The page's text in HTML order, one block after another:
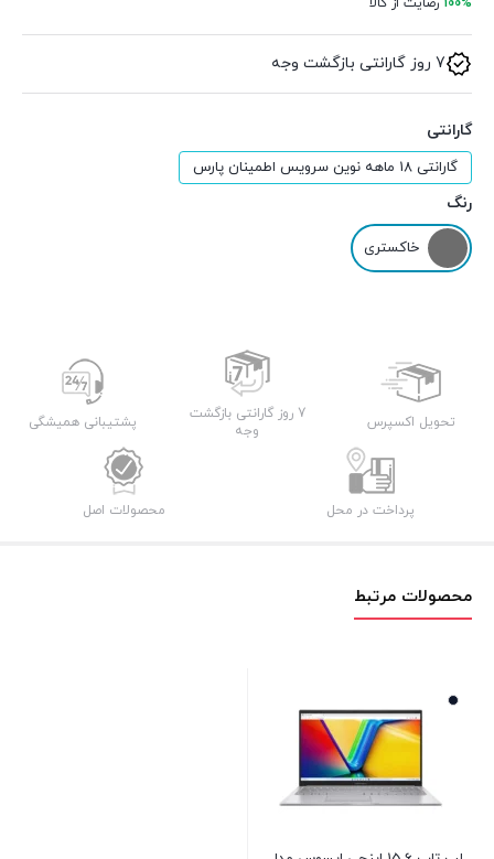
7 روز گارانتی بازگشت وجه
گارانتی
گارانتی 18 ماهه نوین سرویس اطمینان پارس
رنگ
خاکستری
تحویل اکسپرس
7 روز گارانتی بازگشت
وجه
پشتیبانی همیشگی
پرداخت در محل محصولات اصل
محصولات مرتبط